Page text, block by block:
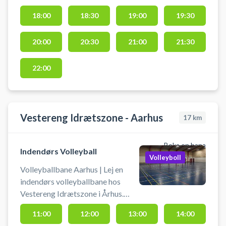
18:00 18:30 19:00 19:30
20:00 20:30 21:00 21:30
22:00
Vestereng Idrætszone - Aarhus 17 km
Boka en bana
Indendørs Volleyball
Volleyballbane Aarhus | Lej en
indendørs volleyballbane hos
Vestereng Idrætszone i Århus.
Banen bruges som volleybane.
Book volleyballbane og spil
Volleyboll
11:00 12:00 13:00 14:00